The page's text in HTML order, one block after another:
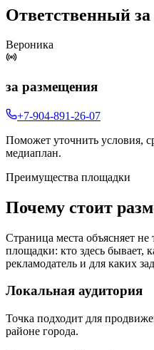
Ответственный
Вероника
за размещения
+7-904-891-26-07
Поможет уточнить условия,
медиаплан.
Преимущества площадки
Почему стоит
Страница места объясняет
площадки: кто здесь бывает,
рекламодатель и для каких
Локальная аудитория
Точка подходит для
районе города.